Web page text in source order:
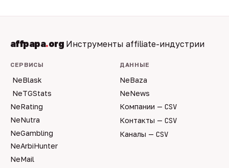
affpapa.org Инструменты affiliate-индустрии
СЕРВИСЫ
NeBlask
NeTGStats
NeRating
NeNutra
NeGambling
NeArbiHunter
NeMail
ДАННЫЕ
NeBaza
NeNews
Компании — CSV
Контакты — CSV
Каналы — CSV